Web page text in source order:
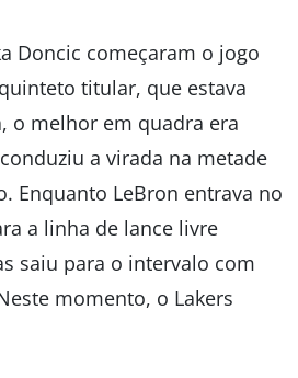
Doncic começaram o jogo
titular, que estava
o melhor em quadra era
a virada na metade
Enquanto LeBron entrava no
a linha de lance livre
saiu para o intervalo com
momento, o Lakers